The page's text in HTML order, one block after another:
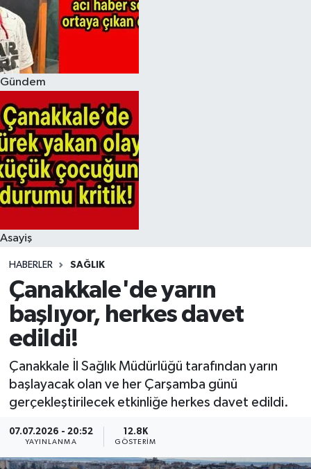
Gündem
Asayiş
HABERLER SAĞLIK
Çanakkale'de yarın
başlıyor, herkes davet
edildi!
Çanakkale İl Sağlık Müdürlüğü tarafından yarın
başlayacak olan ve her Çarşamba günü
gerçekleştirilecek etkinliğe herkes davet edildi.
07.07.2026 - 20:52
YAYINLANMA
12.8K
GÖSTERIM